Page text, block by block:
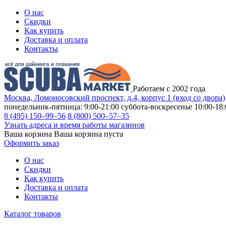
О нас
Скидки
Как купить
Доставка и оплата
Контакты
Работаем с 2002 года
Москва, Ломоносовский проспект, д.4, корпус 1 (вход со двора)
понедельник-пятница: 9:00-21:00 суббота-воскресенье 10:00-
8 (495) 150–99–56 8 (800) 500–57–35
Узнать адреса и время работы магазинов
Ваша корзина Ваша корзина пуста
Оформить заказ
О нас
Скидки
Как купить
Доставка и оплата
Контакты
Каталог товаров